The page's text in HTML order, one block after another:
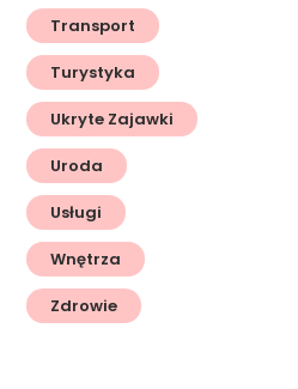
Transport
Turystyka
Ukryte Zajawki
Uroda
Usługi
Wnętrza
Zdrowie